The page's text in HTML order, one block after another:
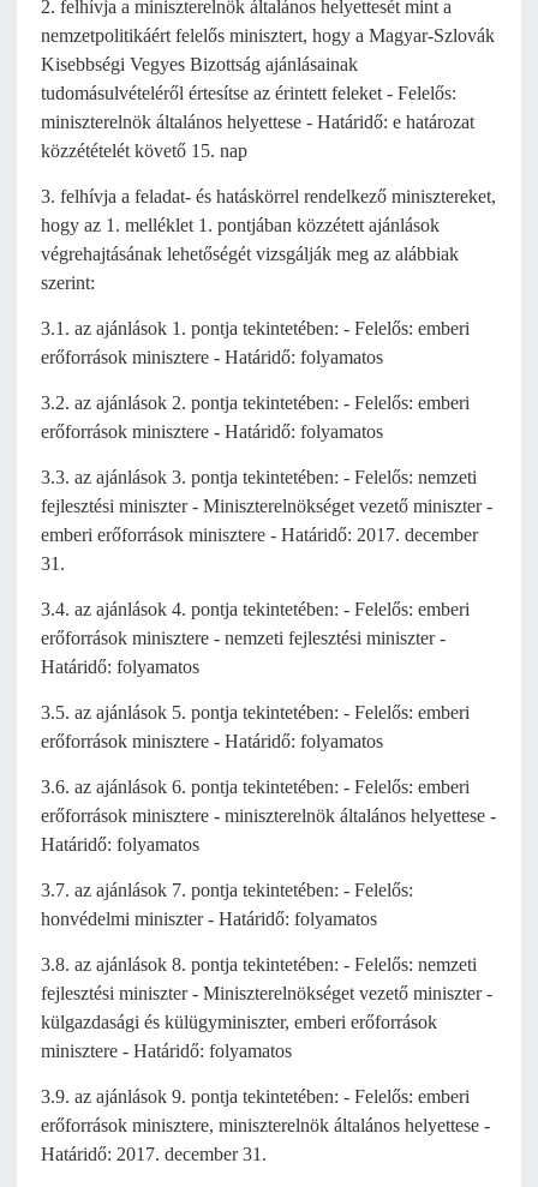
2. felhívja a miniszterelnök általános helyettesét mint a
nemzetpolitikáért felelős minisztert, hogy a Magyar-Szlovák
Kisebbségi Vegyes Bizottság ajánlásainak
tudomásulvételéről értesítse az érintett feleket - Felelős:
miniszterelnök általános helyettese - Határidő: e határozat
közzétételét követő 15. nap
3. felhívja a feladat- és hatáskörrel rendelkező minisztereket,
hogy az 1. melléklet 1. pontjában közzétett ajánlások
végrehajtásának lehetőségét vizsgálják meg az alábbiak
szerint:
3.1. az ajánlások 1. pontja tekintetében: - Felelős: emberi
erőforrások minisztere - Határidő: folyamatos
3.2. az ajánlások 2. pontja tekintetében: - Felelős: emberi
erőforrások minisztere - Határidő: folyamatos
3.3. az ajánlások 3. pontja tekintetében: - Felelős: nemzeti
fejlesztési miniszter - Miniszterelnökséget vezető miniszter -
emberi erőforrások minisztere - Határidő: 2017. december
31.
3.4. az ajánlások 4. pontja tekintetében: - Felelős: emberi
erőforrások minisztere - nemzeti fejlesztési miniszter -
Határidő: folyamatos
3.5. az ajánlások 5. pontja tekintetében: - Felelős: emberi
erőforrások minisztere - Határidő: folyamatos
3.6. az ajánlások 6. pontja tekintetében: - Felelős: emberi
erőforrások minisztere - miniszterelnök általános helyettese -
Határidő: folyamatos
3.7. az ajánlások 7. pontja tekintetében: - Felelős:
honvédelmi miniszter - Határidő: folyamatos
3.8. az ajánlások 8. pontja tekintetében: - Felelős: nemzeti
fejlesztési miniszter - Miniszterelnökséget vezető miniszter -
külgazdasági és külügyminiszter, emberi erőforrások
minisztere - Határidő: folyamatos
3.9. az ajánlások 9. pontja tekintetében: - Felelős: emberi
erőforrások minisztere, miniszterelnök általános helyettese -
Határidő: 2017. december 31.